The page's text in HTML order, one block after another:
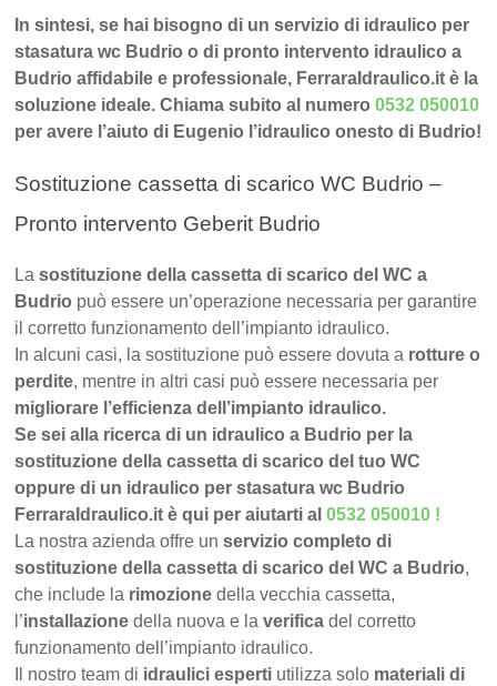
In sintesi, se hai bisogno di un servizio di idraulico per
stasatura wc Budrio o di pronto intervento idraulico a
Budrio affidabile e professionale, FerraraIdraulico.it è la
soluzione ideale. Chiama subito al numero0532 050010
per avere l’aiuto di Eugenio l’idraulico onesto di Budrio!
Sostituzione cassetta di scarico WC Budrio –
Pronto intervento Geberit Budrio
Lasostituzione della cassetta di scarico del WC a
Budrio può essere un’operazione necessaria per garantire
il corretto funzionamento dell’impianto idraulico.
In alcuni casi, la sostituzione può essere dovuta a rotture o
perdite, mentre in altri casi può essere necessaria per
migliorare l’efficienza dell’impianto idraulico.
Se sei alla ricerca di un idraulico a Budrio per la
sostituzione della cassetta di scarico del tuo WC
oppure di un idraulico per stasatura wc Budrio
FerraraIdraulico.it è qui per aiutarti al0532 050010 !
La nostra azienda offre unservizio completo di
sostituzione della cassetta di scarico del WC a Budrio,
che include la rimozione della vecchia cassetta,
l’installazione della nuova e laverifica del corretto
funzionamento dell’impianto idraulico.
Il nostro team di idraulici esperti utilizza solo materiali di